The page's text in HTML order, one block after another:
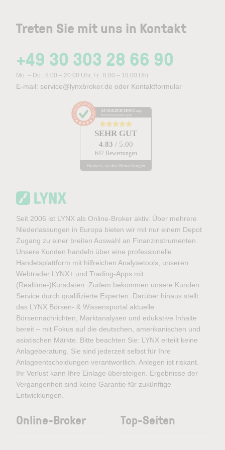
Treten Sie mit uns in Kontakt
+49 30 303 28 66 90
Mo. – Do.: 8:00 – 20:00 Uhr, Fr.: 8:00 – 18:00 Uhr
E-mail: service@lynxbroker.de oder Kontaktformular
AUSGEZEICHNET .org
Kundenbewertungen
SEHR GUT
4.83 / 5.00
647 Bewertungen
Hinweis zu den Bewertungen
Seit 2006 ist LYNX als Online-Broker aktiv. Über mehrere
Niederlassungen in Europa bieten wir mit nur einem Depot
Zugang zu einer breiten Auswahl an Finanzinstrumenten.
Unsere Kunden handeln über eine professionelle
Handelsplattform mit hilfreichen Analysetools, unseren
Webtrader LYNX+ und Trading-Apps mit
(Realtime-)Kursdaten. Zudem bekommen unsere Kunden
Service durch qualifizierte Experten. Darüber hinaus stellt
das LYNX Börsen- & Wissensportal aktuelle
Börsennachrichten, Marktanalysen und edukative Inhalte
bereit – mit Fokus auf die deutschen, amerikanischen und
asiatischen Märkte. Bitte beachten Sie: LYNX erteilt keine
Anlageberatung. Sie sind jederzeit selbst für Ihre
Anlageentscheidungen verantwortlich. Anlegen ist riskant.
Ihr Verlust kann Ihre Einlage übersteigen. Ergebnisse der
Vergangenheit sind keine Garantie für zukünftige
Entwicklungen.
Online-Broker Top-Seiten